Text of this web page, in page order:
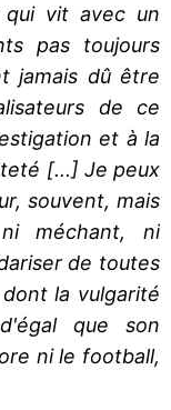
qui vit avec un
pas toujours
jamais dû être
de ce
et à la
[...] Je peux
souvent, mais
méchant, ni
de toutes
la vulgarité
que son
ni le football,